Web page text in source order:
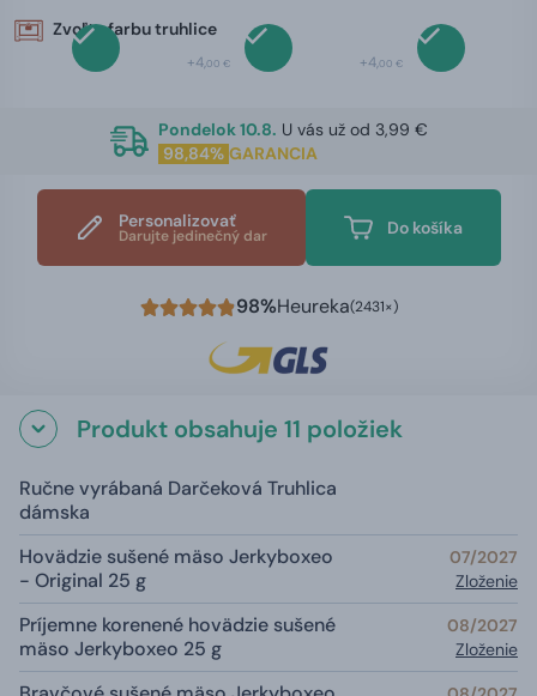
Zvoľte farbu truhlice
+4,00 € +4,00 €
Pondelok 10.8. U vás už od 3,99 €
98,84% GARANCIA
Personalizovať
Darujte jedinečný dar Do košíka
98%Heureka(2431×)
Produkt obsahuje 11 položiek
Ručne vyrábaná Darčeková Truhlica
dámska
Hovädzie sušené mäso Jerkyboxeo
- Original 25 g
07/2027
Zloženie
Príjemne korenené hovädzie sušené
mäso Jerkyboxeo 25 g
08/2027
Zloženie